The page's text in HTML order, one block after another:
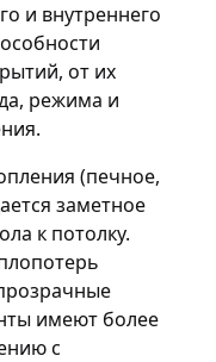
и внутреннего
от их
режима и
(печное,
заметное
к потолку.
имеют более
с